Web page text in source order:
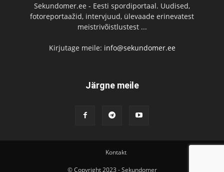
Sekundomer.ee - Eesti spordiportaal. Uudised,
fotoreportaažid, intervjuud, ülevaade erinevatest
meistrivõistlustest ...
Kirjutage meile: info@sekundomer.ee
Järgne meile
Kontakt
© Copyright 2023 - Sekundomer